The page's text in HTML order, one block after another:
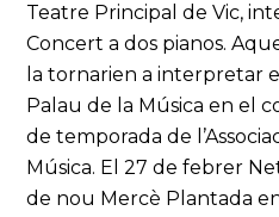
Teatre Principal de Vic,
Concert a dos pianos.
la tornarien a interpretar
Palau de la Música en el
de temporada de
Música. El 27 de febrer
de nou Mercè Plantada